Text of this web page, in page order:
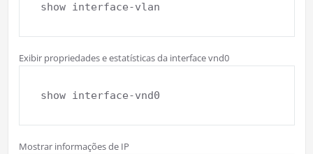
show interface-vlan
Exibir propriedades e estatísticas da interface vnd0
show interface-vnd0
Mostrar informações de IP